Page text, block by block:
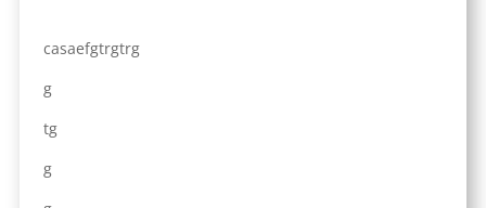
casaefgtrgtrg
g
tg
g